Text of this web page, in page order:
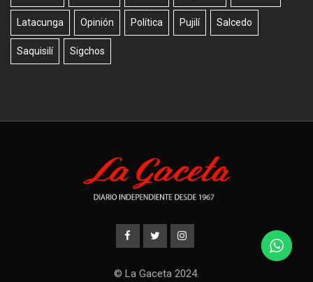
Latacunga Opinión Política Pujilí Salcedo
Saquisilí Sigchos
© La Gaceta 2024.